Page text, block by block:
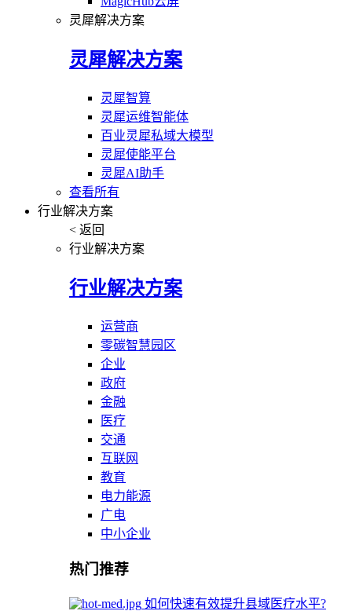
灵犀解决方案
灵犀解决方案
灵犀智算
灵犀运维智能体
百业灵犀私域大模型
灵犀使能平台
灵犀AI助手
查看所有
行业解决方案
< 返回
行业解决方案
行业解决方案
运营商
零碳智慧园区
企业
政府
金融
医疗
交通
互联网
教育
电力能源
广电
中小企业
热门推荐
如何快速有效提升县域医疗水平?